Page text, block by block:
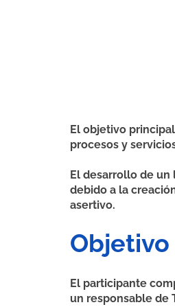
El objetivo
procesos y
El desarrollo de
debido a la
asertivo.
Objetivo
El participante
un responsable de